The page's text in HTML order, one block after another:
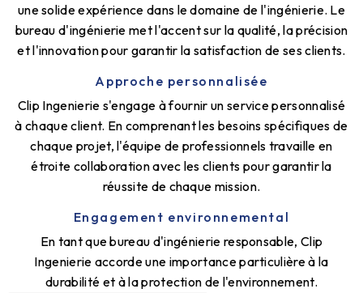
une solide expérience dans le domaine de l'ingénierie. Le
bureau d'ingénierie met l'accent sur la qualité, la précision
et l'innovation pour garantir la satisfaction de ses clients.
Approche personnalisée
Clip Ingenierie s'engage à fournir un service personnalisé
à chaque client. En comprenant les besoins spécifiques de
chaque projet, l'équipe de professionnels travaille en
étroite collaboration avec les clients pour garantir la
réussite de chaque mission.
Engagement environnemental
En tant que bureau d'ingénierie responsable, Clip
Ingenierie accorde une importance particulière à la
durabilité et à la protection de l'environnement.